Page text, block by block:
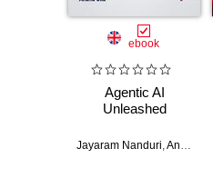
ebook
Agentic AI
Unleashed
Jayaram Nanduri Anand Oka